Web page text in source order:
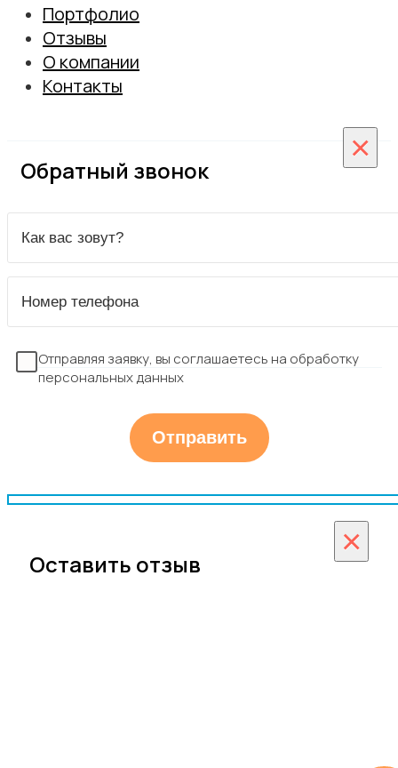
Монтаж
Установка дверей из массива
Монтаж скрытых дверей
Замер
Межкомнатные двери
Входные двери
Портфолио
Отзывы
О компании
Сотрудничество
Контакты
×
Обратный звонок
Отправляя заявку, вы соглашаетесь на обработку
персональных данных
×
Оставить отзыв